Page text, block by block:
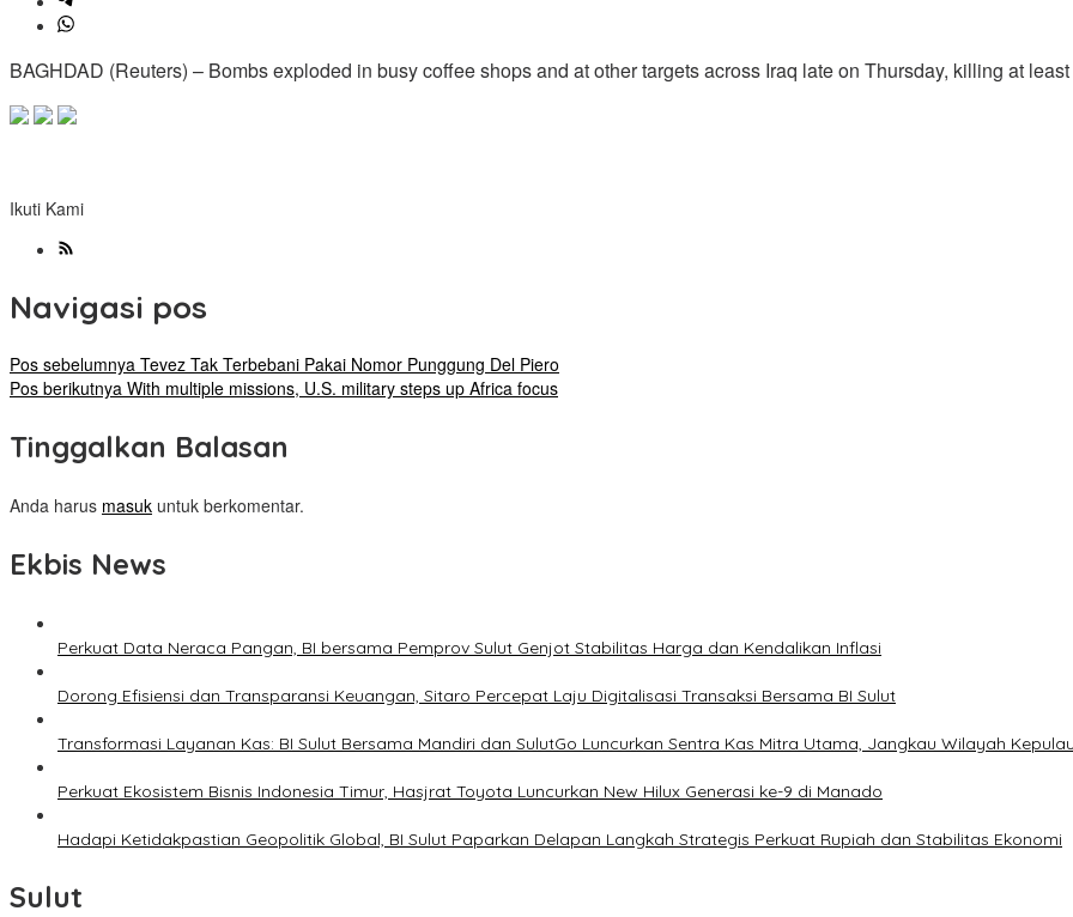
BAGHDAD (Reuters) – Bombs exploded in busy coffee shops and at other targets across Iraq late on Thursday, killing at
Ikuti Kami
Navigasi pos
Pos sebelumnya Tevez Tak Terbebani Pakai Nomor Punggung Del Piero
Pos berikutnya With multiple missions, U.S. military steps up Africa focus
Tinggalkan Balasan
Anda harus masuk untuk berkomentar.
Ekbis News
Perkuat Data Neraca Pangan, BI bersama Pemprov Sulut Genjot Stabilitas Harga dan Kendalikan Inflasi
Dorong Efisiensi dan Transparansi Keuangan, Sitaro Percepat Laju Digitalisasi Transaksi Bersama BI Sulut
Transformasi Layanan Kas: BI Sulut Bersama Mandiri dan SulutGo Luncurkan Sentra Kas Mitra Utama, Jangkau Wilayah
Perkuat Ekosistem Bisnis Indonesia Timur, Hasjrat Toyota Luncurkan New Hilux Generasi ke-9 di Manado
Hadapi Ketidakpastian Geopolitik Global, BI Sulut Paparkan Delapan Langkah Strategis Perkuat Rupiah dan Stabilitas Ekonomi
Sulut